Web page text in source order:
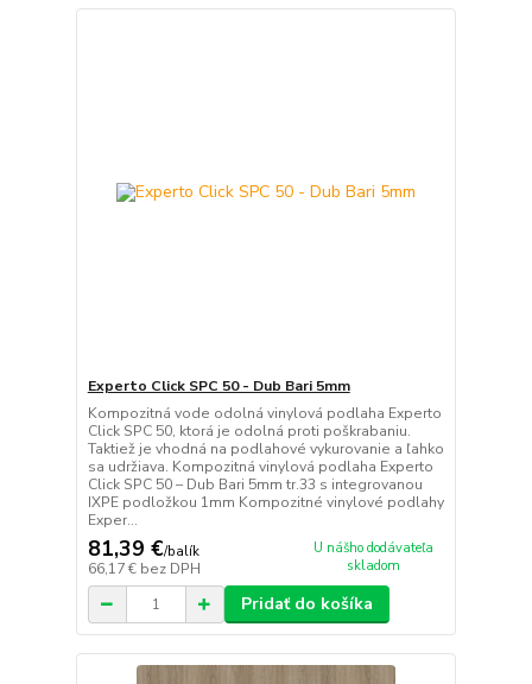
Experto Click SPC 50 - Dub Bari 5mm
Kompozitná vode odolná vinylová podlaha Experto
Click SPC 50, ktorá je odolná proti poškrabaniu.
Taktiež je vhodná na podlahové vykurovanie a ľahko
sa udržiava. Kompozitná vinylová podlaha Experto
Click SPC 50 – Dub Bari 5mm tr.33 s integrovanou
IXPE podložkou 1mm Kompozitné vinylové podlahy
Exper...
81,39 €/balík
66,17 € bez DPH
U nášho dodávateľa
skladom
Pridať do košíka